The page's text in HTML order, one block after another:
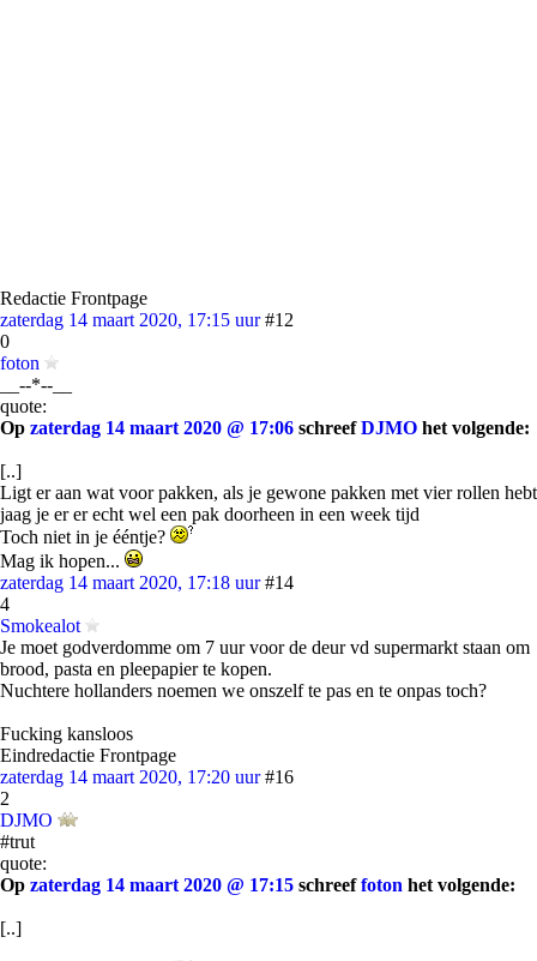
Redactie Frontpage
zaterdag 14 maart 2020, 17:15 uur #12
0
foton
__--*--__
quote:
Op zaterdag 14 maart 2020 @ 17:06 schreefDJMO het volgende:
[..]
Ligt er aan wat voor pakken, als je gewone pakken met vier rollen hebt
jaag je er er echt wel een pak doorheen in een week tijd
Toch niet in je ééntje?
Mag ik hopen...
zaterdag 14 maart 2020, 17:18 uur #14
4
Smokealot
Je moet godverdomme om 7 uur voor de deur vd supermarkt staan om
brood, pasta en pleepapier te kopen.
Nuchtere hollanders noemen we onszelf te pas en te onpas toch?
Fucking kansloos
Eindredactie Frontpage
zaterdag 14 maart 2020, 17:20 uur #16
2
DJMO
#trut
quote:
Op zaterdag 14 maart 2020 @ 17:15 schreeffoton het volgende:
[..]